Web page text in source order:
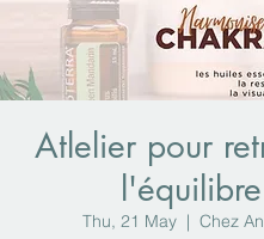
Atlelier pour
l'équilibre
Thu, 21 May
  |
Chez